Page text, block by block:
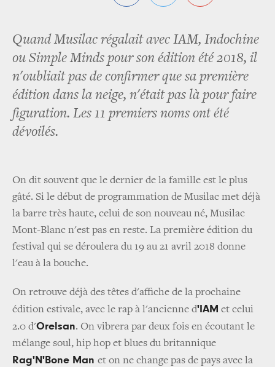
Quand Musilac régalait avec IAM, Indochine
ou Simple Minds pour son édition été 2018, il
n'oubliait pas de confirmer que sa première
édition dans la neige, n'était pas là pour faire
figuration. Les 11 premiers noms ont été
dévoilés.
On dit souvent que le dernier de la famille est le plus
gâté. Si le début de programmation de Musilac met déjà
la barre très haute, celui de son nouveau né, Musilac
Mont-Blanc n'est pas en reste. La première édition du
festival qui se déroulera du 19 au 21 avril 2018 donne
l'eau à la bouche.
On retrouve déjà des têtes d'affiche de la prochaine
édition estivale, avec le rap à l'ancienne d'IAM et celui
2.0 d'Orelsan. On vibrera par deux fois en écoutant le
mélange soul, hip hop et blues du britannique
Rag'N'Bone Man et on ne change pas de pays avec la